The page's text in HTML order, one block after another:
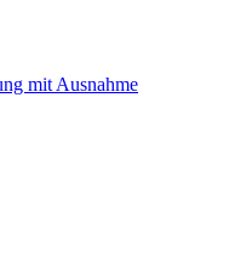
mit Ausnahme